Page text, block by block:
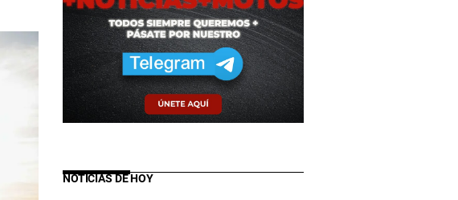
NOTICIAS DE HOY